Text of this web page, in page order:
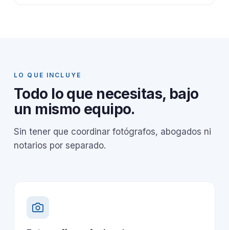
LO QUE INCLUYE
Todo lo que necesitas, bajo
un mismo equipo.
Sin tener que coordinar fotógrafos, abogados ni
notarios por separado.